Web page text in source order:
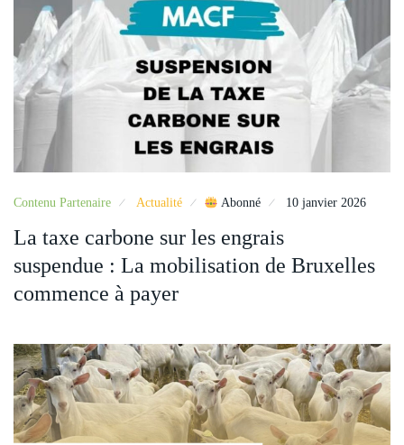
Contenu Partenaire Actualité Abonné 10 janvier 2026
La taxe carbone sur les engrais
suspendue : La mobilisation de Bruxelles
commence à payer